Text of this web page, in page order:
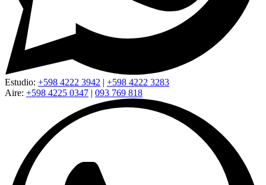
Estudio: +598 4222 3942 | +598 4222 3283
Aire: +598 4225 0347 | 093 769 818